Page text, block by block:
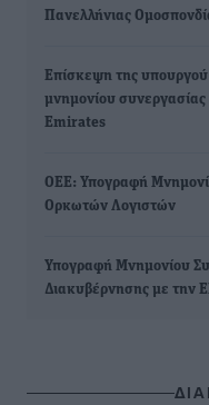
Πανελλήνιας
Επίσκεψη της
μνημονίου συνεργασίας
Emirates
OEE: Υπογραφή
Ορκωτών Λογιστών
Υπογραφή Μνημονίου
Διακυβέρνησης με την